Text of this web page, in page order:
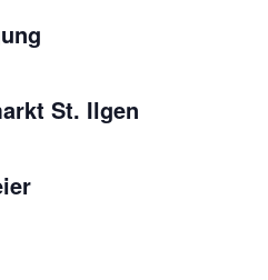
St. Ilgen